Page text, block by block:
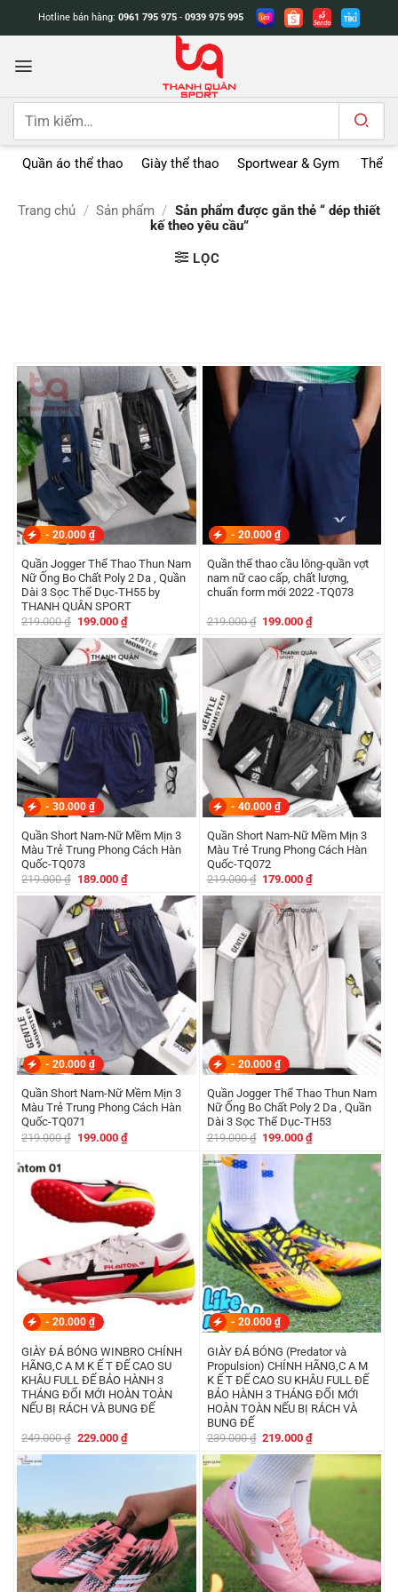
dung
Hotline bán hàng: 0961 795 975 - 0939 975 995
Tìm
Quần áo thể thao Giày thể thao Sportwear & Gym Thể
Trang chủ / Sản phẩm / Sản phẩm được gắn thẻ “ dép thiết
kế theo yêu cầu”
LỌC
- 20.000 ₫
Quần Jogger Thể Thao Thun Nam
Nữ Ống Bo Chất Poly 2 Da , Quần
Dài 3 Sọc Thể Dục-TH55 by
THANH QUÂN SPORT
219.000₫ Giá
là:
219.000 ₫.
199.000 ₫Giá
hiện
tại
là:
199.000 ₫.
- 20.000 ₫
Quần thể thao cầu lông-quần vợt
nam nữ cao cấp, chất lượng,
chuẩn form mới 2022 -TQ073
219.000₫ Giá
là:
219.000 ₫.
199.000₫Giá
tại
là:
199.000 ₫.
- 30.000 ₫
Quần Short Nam-Nữ Mềm Mịn 3
Màu Trẻ Trung Phong Cách Hàn
Quốc-TQ073
219.000₫ Giá
là:
219.000 ₫.
189.000 ₫Giá
hiện
tại
là:
189.000 ₫.
- 40.000 ₫
Quần Short Nam-Nữ Mềm Mịn 3
Màu Trẻ Trung Phong Cách Hàn
Quốc-TQ072
219.000₫ Giá
là:
219.000 ₫.
179.000₫Giá
tại
là:
179.000 ₫.
- 20.000 ₫
Quần Short Nam-Nữ Mềm Mịn 3
Màu Trẻ Trung Phong Cách Hàn
Quốc-TQ071
219.000₫ Giá
199.000 ₫Giá
hiện
199.000 ₫.
- 20.000 ₫
Quần Jogger Thể Thao Thun Nam
Nữ Ống Bo Chất Poly 2 Da , Quần
Dài 3 Sọc Thể Dục-TH53
219.000₫ Giá
là:
219.000 ₫.
199.000₫Giá
tại
- 20.000 ₫
GIÀY ĐÁ BÓNG WINBRO CHÍNH
HÃNG,C A M K Ế T ĐẾ CAO SU
KHÂU FULL ĐẾ BẢO HÀNH 3
THÁNG ĐỔI MỚI HOÀN TOÀN
NẾU BỊ RÁCH VÀ BUNG ĐẾ
249.000₫ Giá
là:
229.000 ₫Giá
hiện
tại
- 20.000 ₫
GIÀY ĐÁ BÓNG (Predator và
Propulsion) CHÍNH HÃNG,C A M
K Ế T ĐẾ CAO SU KHÂU FULL ĐẾ
BẢO HÀNH 3 THÁNG ĐỔI MỚI
HOÀN TOÀN NẾU BỊ RÁCH VÀ
BUNG ĐẾ
239.000₫ Giá
là:
239.000 ₫.
219.000₫Giá
tại
là:
219.000 ₫.